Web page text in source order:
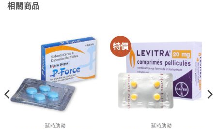
相關商品
延時助勃
特價
延時助勃